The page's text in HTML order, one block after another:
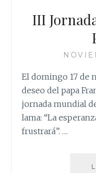
III
El domingo 17 de
deseo del papa
jornada mundial
lama: “La
frustrará”. …